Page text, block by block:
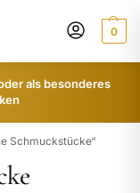
0
als besonderes
Schmuckstücke“